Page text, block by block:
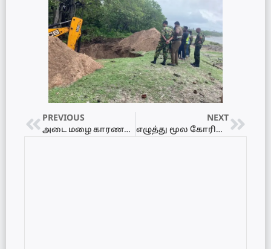
PREVIOUS
அடை மழை காரணமாக யாழ்ப்பாணத்தில் 94 குடும்பங்கள் பாதிப்பு!
NEXT
எழுத்து மூல கோரிக்கைகள் நிச்சயம் பரிசீலிக்கப்படும் – இளவாலையில் ஆளுநர் அறிவிப்பு